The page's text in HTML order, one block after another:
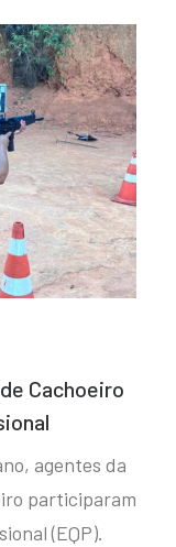
Cachoeiro
agentes da
participaram
(EQP).